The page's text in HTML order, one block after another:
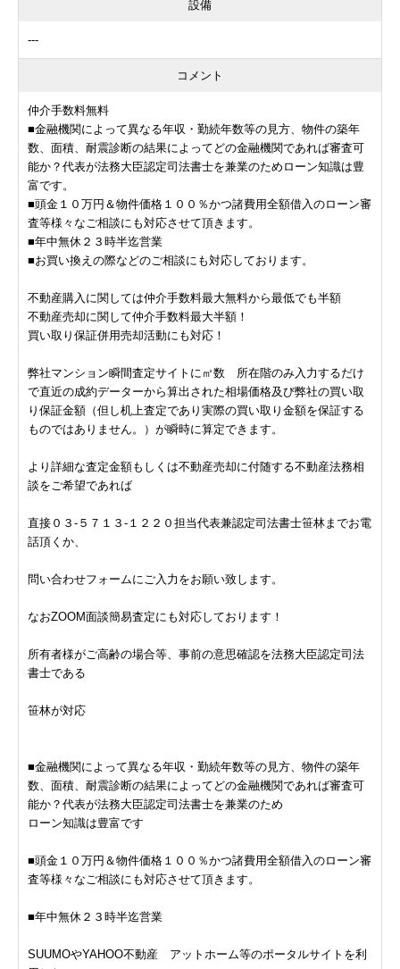
設備
---
コメント
仲介手数料無料
■金融機関によって異なる年収・勤続年数等の見方、物件の築年
数、面積、耐震診断の結果によってどの金融機関であれば審査可
能か？代表が法務大臣認定司法書士を兼業のためローン知識は豊
富です。
■頭金１０万円＆物件価格１００％かつ諸費用全額借入のローン審
査等様々なご相談にも対応させて頂きます。
■年中無休２３時半迄営業
■お買い換えの際などのご相談にも対応しております。
不動産購入に関しては仲介手数料最大無料から最低でも半額
不動産売却に関して仲介手数料最大半額！
買い取り保証併用売却活動にも対応！
弊社マンション瞬間査定サイトに㎡数 所在階のみ入力するだけ
で直近の成約データーから算出された相場価格及び弊社の買い取
り保証金額（但し机上査定であり実際の買い取り金額を保証する
ものではありません。）が瞬時に算定できます。
より詳細な査定金額もしくは不動産売却に付随する不動産法務相
談をご希望であれば
直接０３-５７１３-１２２０担当代表兼認定司法書士笹林までお電
話頂くか、
問い合わせフォームにご入力をお願い致します。
なおZOOM面談簡易査定にも対応しております！
所有者様がご高齢の場合等、事前の意思確認を法務大臣認定司法
書士である
笹林が対応
■金融機関によって異なる年収・勤続年数等の見方、物件の築年
数、面積、耐震診断の結果によってどの金融機関であれば審査可
能か？代表が法務大臣認定司法書士を兼業のため
ローン知識は豊富です
■頭金１０万円＆物件価格１００％かつ諸費用全額借入のローン審
査等様々なご相談にも対応させて頂きます。
■年中無休２３時半迄営業
SUUMOやYAHOO不動産 アットホーム等のポータルサイトを利